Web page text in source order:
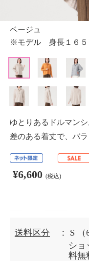
ベージュ
※モデル 身長１６５
ゆとりあるドルマン
差のある着丈で、バ
¥6,600 (税込)
送料区分 ： S
ショ
料無